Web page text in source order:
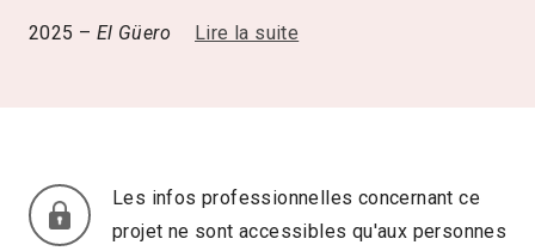
2025 – El Güero Lire la suite
Les infos professionnelles concernant ce
projet ne sont accessibles qu'aux personnes